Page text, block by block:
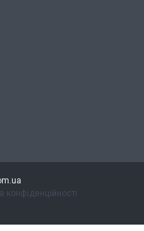
конфіденційності